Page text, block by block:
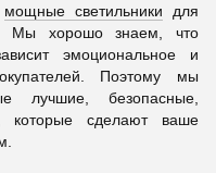
мощные светильники для
Мы хорошо знаем, что
эмоциональное и
Поэтому мы
лучшие, безопасные,
которые сделают ваше